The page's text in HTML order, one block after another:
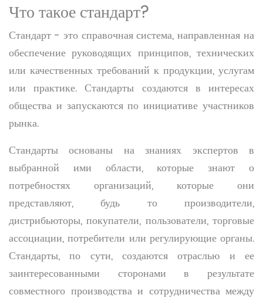
Что такое стандарт?
Стандарт - это справочная система, направленная на
обеспечение руководящих принципов, технических
или качественных требований к продукции, услугам
или практике. Стандарты создаются в интересах
общества и запускаются по инициативе участников
рынка.
Стандарты основаны на знаниях экспертов в
выбранной ими области, которые знают о
потребностях организаций, которые они
представляют, будь то производители,
дистрибьюторы, покупатели, пользователи, торговые
ассоциации, потребители или регулирующие органы.
Стандарты, по сути, создаются отраслью и ее
заинтересованными сторонами в результате
совместного производства и сотрудничества между